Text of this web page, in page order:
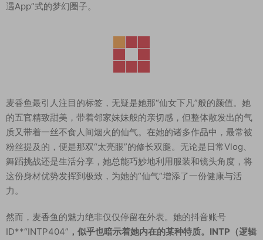
遇App”式的梦幻圈子。
麦香鱼最引人注目的标签，无疑是她那“仙女下凡”般的颜值。她
的五官精致甜美，带着邻家妹妹般的亲切感，但整体散发出的气
质又带着一丝不食人间烟火的仙气。在她的诸多作品中，最常被
粉丝提及的，便是那双“太亮眼”的修长双腿。无论是日常Vlog、
舞蹈挑战还是生活分享，她总能巧妙地利用服装和镜头角度，将
这份身材优势发挥到极致，为她的“仙气”增添了一份健康与活
力。
然而，麦香鱼的魅力绝非仅仅停留在外表。她的抖音账号
ID**“INTP404” ，似乎也暗示着她内在的某种特质。INTP（逻辑